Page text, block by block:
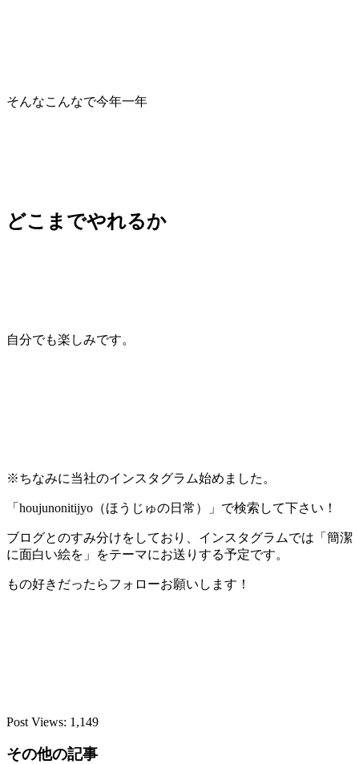
そんなこんなで今年一年
どこまでやれるか
自分でも楽しみです。
※ちなみに当社のインスタグラム始めました。
「houjunonitijyo（ほうじゅの日常）」で検索して下さい！
ブログとのすみ分けをしており、インスタグラムでは「簡潔
に面白い絵を」をテーマにお送りする予定です。
もの好きだったらフォローお願いします！
Post Views: 1,149
その他の記事